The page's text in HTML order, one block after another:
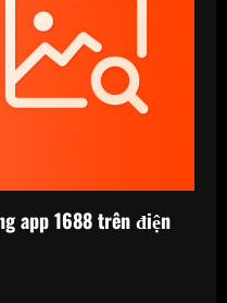
app 1688 trên điện